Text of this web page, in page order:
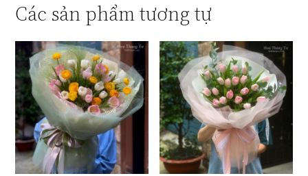
Các sản phẩm tương tự